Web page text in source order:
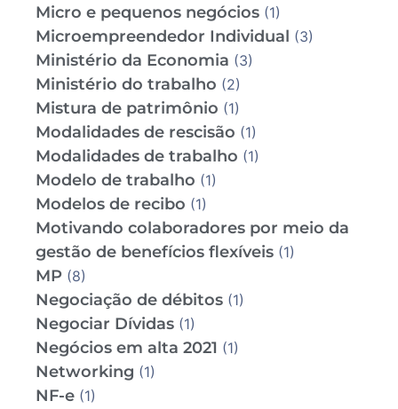
Micro e pequenos negócios (1)
Microempreendedor Individual (3)
Ministério da Economia (3)
Ministério do trabalho (2)
Mistura de patrimônio (1)
Modalidades de rescisão (1)
Modalidades de trabalho (1)
Modelo de trabalho (1)
Modelos de recibo (1)
Motivando colaboradores por meio da
gestão de benefícios flexíveis (1)
MP (8)
Negociação de débitos (1)
Negociar Dívidas (1)
Negócios em alta 2021 (1)
Networking (1)
NF-e (1)